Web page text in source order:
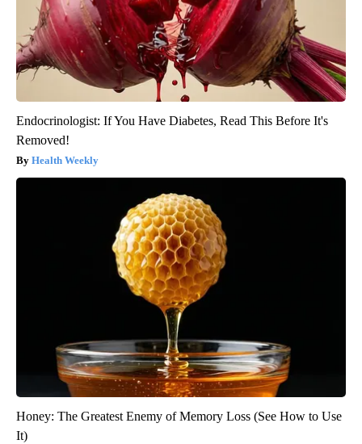
Endocrinologist: If You Have Diabetes, Read This Before It's
Removed!
Health Weekly
Honey: The Greatest Enemy of Memory Loss (See How to Use
It)